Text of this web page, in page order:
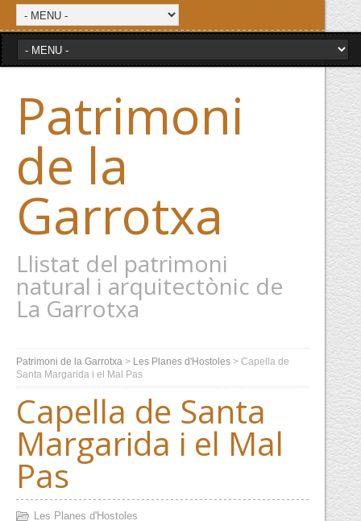
Patrimoni
de la
Garrotxa
Llistat del patrimoni
natural i arquitectònic de
La Garrotxa
Patrimoni de la Garrotxa > Les Planes d'Hostoles >Capella de
Santa Margarida i el Mal Pas
Capella de Santa
Margarida i el Mal
Pas
Les Planes d'Hostoles